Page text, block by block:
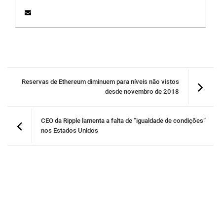
Reservas de Ethereum diminuem para níveis não vistos
desde novembro de 2018
CEO da Ripple lamenta a falta de “igualdade de condições”
nos Estados Unidos